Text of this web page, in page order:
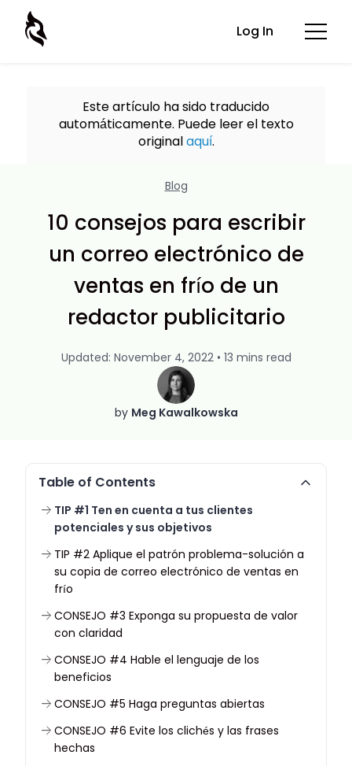
Log In
Este artículo ha sido traducido
automáticamente. Puede leer el texto
originalaquí.
Blog
10 consejos para escribir
un correo electrónico de
ventas en frío de un
redactor publicitario
by Meg Kawalkowska
Updated: November 4, 2022 • 13 mins read
Table of Contents
TIP #1 Ten en cuenta a tus clientes
potenciales y sus objetivos
TIP #2 Aplique el patrón problema-solución a
su copia de correo electrónico de ventas en
frío
CONSEJO #3 Exponga su propuesta de valor
con claridad
CONSEJO #4 Hable el lenguaje de los
beneficios
CONSEJO #5 Haga preguntas abiertas
CONSEJO #6 Evite los clichés y las frases
hechas